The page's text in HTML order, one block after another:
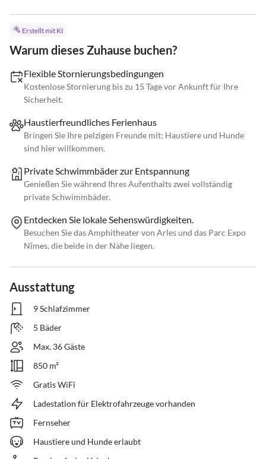
Erstellt mit KI
Warum dieses Zuhause buchen?
Flexible Stornierungsbedingungen
Kostenlose Stornierung bis zu 15 Tage vor Ankunft für Ihre
Sicherheit.
Haustierfreundliches Ferienhaus
Bringen Sie Ihre pelzigen Freunde mit; Haustiere und Hunde
sind hier willkommen.
Private Schwimmbäder zur Entspannung
Genießen Sie während Ihres Aufenthalts zwei vollständig
private Schwimmbäder.
Entdecken Sie lokale Sehenswürdigkeiten.
Besuchen Sie das Amphitheater von Arles und das Parc Expo
Nîmes, die beide in der Nähe liegen.
Ausstattung
9 Schlafzimmer
5 Bäder
Max. 36 Gäste
850 m²
Gratis WiFi
Ladestation für Elektrofahrzeuge vorhanden
Fernseher
Haustiere und Hunde erlaubt